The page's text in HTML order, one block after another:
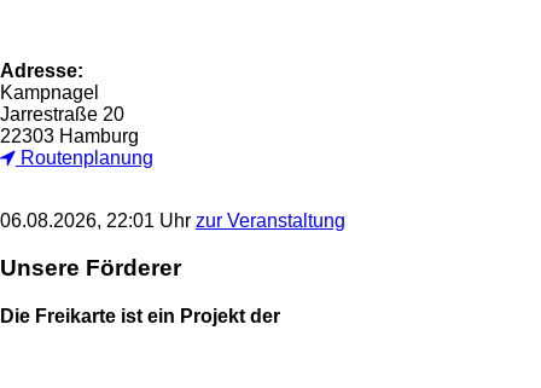
Adresse:
Kampnagel
Jarrestraße 20
22303 Hamburg
Routenplanung
06.08.2026, 22:01 Uhr zur Veranstaltung
Unsere Förderer
Die Freikarte ist ein Projekt der